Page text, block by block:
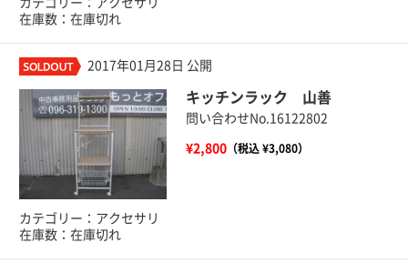
カテゴリー：アクセサリ
在庫数：在庫切れ
2017年01月28日 公開
キッチンラック 山善
問い合わせNo.16122802
¥2,800（税込 ¥3,080）
カテゴリー：アクセサリ
在庫数：在庫切れ